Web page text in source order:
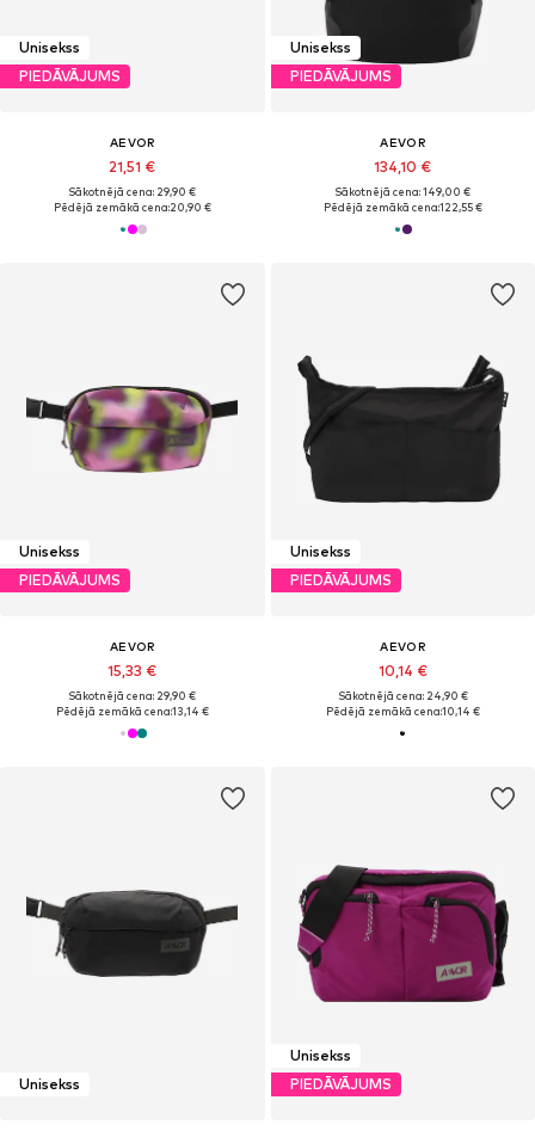
Unisekss
PIEDĀVĀJUMS
AEVOR
21,51 €
Sākotnējā cena: 29,90 €
Pēdējā zemākā cena:20,90 €
Unisekss
PIEDĀVĀJUMS
AEVOR
134,10 €
Sākotnējā cena: 149,00 €
Pēdējā zemākā cena:122,55 €
Unisekss
PIEDĀVĀJUMS
AEVOR
15,33 €
Sākotnējā cena: 29,90 €
Pēdējā zemākā cena:13,14 €
Unisekss
PIEDĀVĀJUMS
AEVOR
10,14 €
Sākotnējā cena: 24,90 €
Pēdējā zemākā cena:10,14 €
Unisekss
Unisekss
PIEDĀVĀJUMS